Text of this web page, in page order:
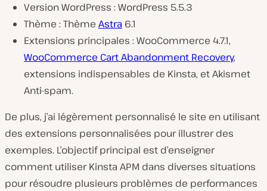
Version WordPress : WordPress 5.5.3
Thème : Thème Astra 6.1
Extensions principales : WooCommerce 4.7.1,
WooCommerce Cart Abandonment Recovery,
extensions indispensables de Kinsta, et Akismet
Anti-spam.
De plus, j’ai légèrement personnalisé le site en utilisant
des extensions personnalisées pour illustrer des
exemples. L’objectif principal est d’enseigner
comment utiliser Kinsta APM dans diverses situations
pour résoudre plusieurs problèmes de performances